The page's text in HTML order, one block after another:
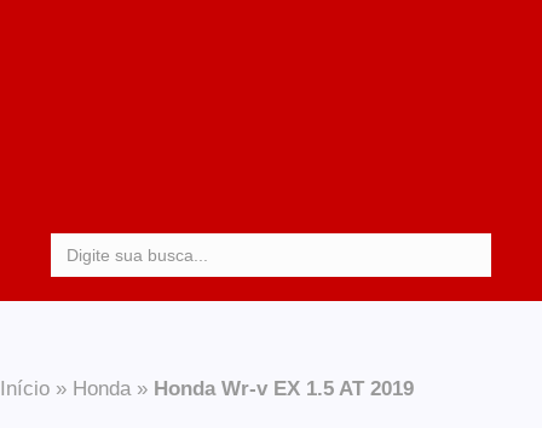
Início » Honda» Honda Wr-v EX 1.5 AT 2019